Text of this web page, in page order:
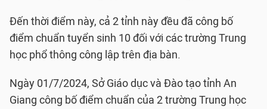
Đến thời điểm này, cả 2 tỉnh này đều đã công bố
điểm chuẩn tuyển sinh 10 đối với các trường Trung
học phổ thông công lập trên địa bàn.
Ngày 01/7/2024, Sở Giáo dục và Đào tạo tỉnh An
Giang công bố điểm chuẩn của 2 trường Trung học